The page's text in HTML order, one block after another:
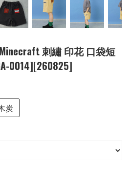
刺繡 印花 口袋短
0014][260825]
炭